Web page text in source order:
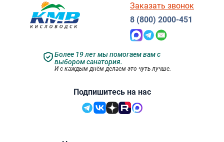
Подпишитесь на нас
Более 19 лет мы помогаем вам с
выбором санатория.
И с каждым днём делаем это чуть лучше.
Заказать звонок
8 (800) 2000-451